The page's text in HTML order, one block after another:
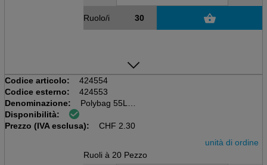
Ruolo/i
Codice articolo:
424554
Codice esterno:
424553
Denominazione:
Polybag 55L
600x770mm, HDPE 12my, nastro PP
Disponibilità:
Prezzo (IVA esclusa):
CHF 2.30
unità di ordine
Ruoli à 20 Pezzo